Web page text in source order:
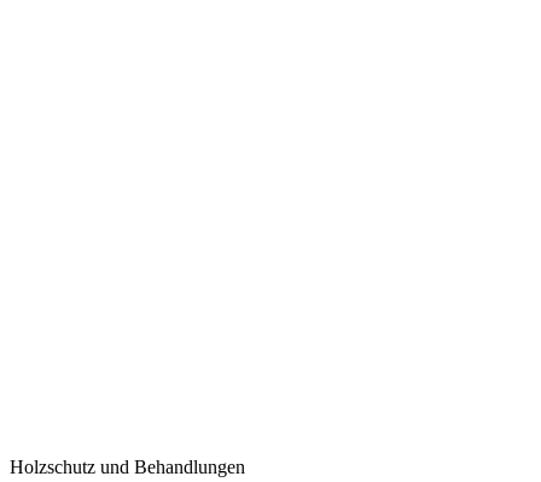
Holzschutz und Behandlungen